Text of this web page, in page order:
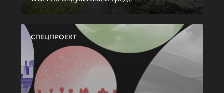
СПЕЦПРОЕКТ